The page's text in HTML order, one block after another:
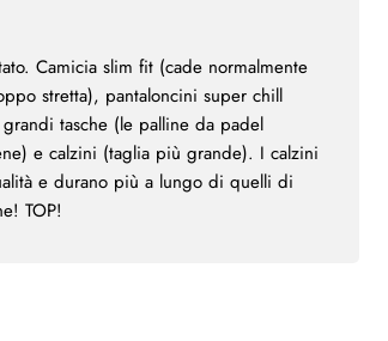
Camicia slim fit (cade normalmente
stretta), pantaloncini super chill
tasche (le palline da padel
e calzini (taglia più grande). I calzini
e durano più a lungo di quelli di
TOP!